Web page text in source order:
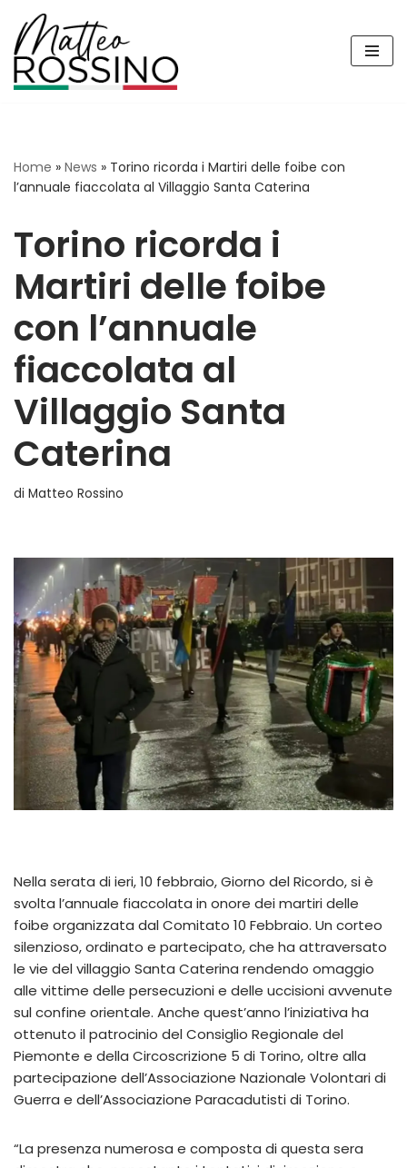
Vai
al
contenuto
Home » News » Torino ricorda i Martiri delle foibe con
l’annuale fiaccolata al Villaggio Santa Caterina
Torino ricorda i
Martiri delle foibe
con l’annuale
fiaccolata al
Villaggio Santa
Caterina
di Matteo Rossino
Nella serata di ieri, 10 febbraio, Giorno del Ricordo, si è
svolta l’annuale fiaccolata in onore dei martiri delle
foibe organizzata dal Comitato 10 Febbraio. Un corteo
silenzioso, ordinato e partecipato, che ha attraversato
le vie del villaggio Santa Caterina rendendo omaggio
alle vittime delle persecuzioni e delle uccisioni avvenute
sul confine orientale. Anche quest’anno l’iniziativa ha
ottenuto il patrocinio del Consiglio Regionale del
Piemonte e della Circoscrizione 5 di Torino, oltre alla
partecipazione dell’Associazione Nazionale Volontari di
Guerra e dell’Associazione Paracadutisti di Torino.
“La presenza numerosa e composta di questa sera